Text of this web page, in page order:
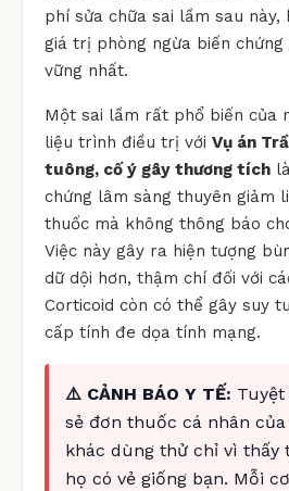
phí sửa chữa sai lầm sau này,
giá trị phòng ngừa biến chứng
vững nhất.
Một sai lầm rất phổ biến của
liệu trình điều trị với Vụ án
tuông, cố ý gây thương tích
chứng lâm sàng thuyên giảm
thuốc mà không thông báo
Việc này gây ra hiện tượng
dữ dội hơn, thậm chí đối với
Corticoid còn có thể gây suy
cấp tính đe dọa tính mạng.
⚠️ CẢNH BÁO Y TẾ:
sẻ đơn thuốc cá nhân
khác dùng thử chỉ vì thấy
họ có vẻ giống bạn. Mỗi